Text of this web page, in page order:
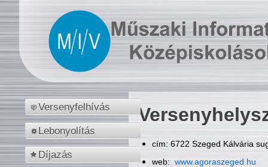
Versenyfelhívás
Lebonyolítás
Díjazás
cím: 6722 Szeged Kálvária
web: www.agoraszeged.hu